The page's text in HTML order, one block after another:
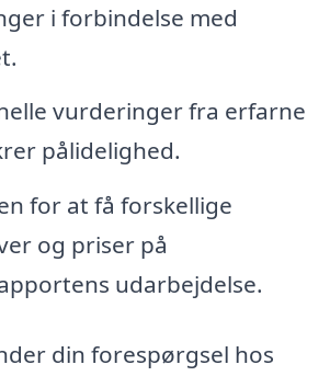
i forbindelse med
vurderinger fra erfarne
pålidelighed.
for at få forskellige
og priser på
udarbejdelse.
din forespørgsel hos